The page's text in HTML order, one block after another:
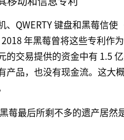
、QWERTY 键盘和黑莓信使
年黑莓曾将这些专利作
的交易提供的资金中有 1.5
产品，也没有现金流。这大
莓最后所剩不多的遗产居然